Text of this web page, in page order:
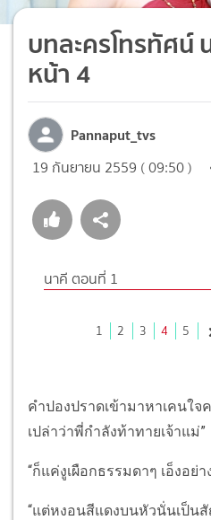
บทละครโทรทัศน์
หน้า 4
Pannaput_tvs
19 กันยายน 2559 ( 09:50 )
นาคี ตอนที่ 1
1 2 3 4 5
คำปองปราดเข้ามาหาเคนใจ
เปล่าว่าพี่กำลังท้าทายเจ้าแม่”
“ก็แค่งูเผือกธรรมดาๆ เอ็งอย่า
“แต่หงอนสีแดงบนหัวนั่นเป็น